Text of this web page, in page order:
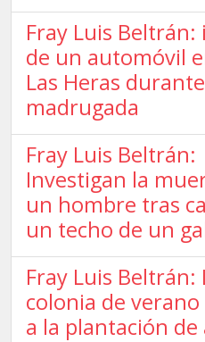
Fray Luis Beltrán:
de un automóvil
Las Heras
madrugada
Fray Luis Beltrán:
Investigan la
un hombre tras
un techo de un
Fray Luis Beltrán:
colonia de verano
a la plantación de